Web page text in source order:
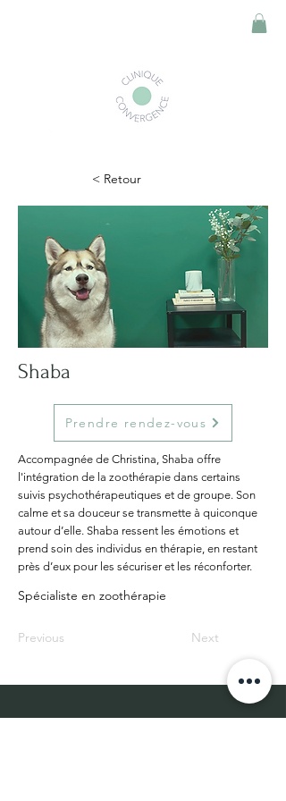
< Retour
Shaba
Prendre rendez-vous
Accompagnée de Christina, Shaba offre
l'intégration de la zoothérapie dans certains
suivis psychothérapeutiques et de groupe. Son
calme et sa douceur se transmette à quiconque
autour d’elle. Shaba ressent les émotions et
prend soin des individus en thérapie, en restant
près d’eux pour les sécuriser et les réconforter.
Spécialiste en zoothérapie
Previous Next